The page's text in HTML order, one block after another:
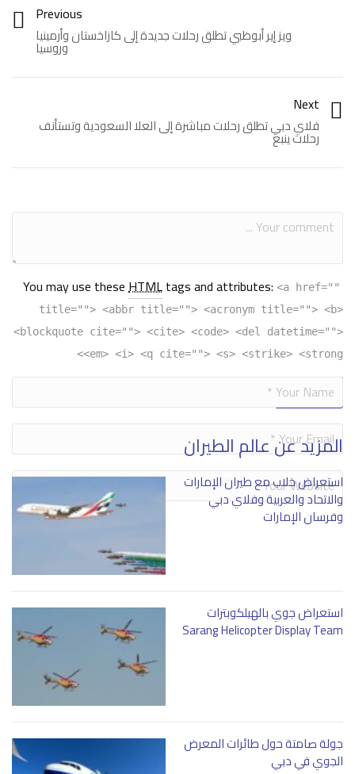
Previous
ويز إير أبوظبي تطلق رحلات جديدة إلى كازاخستان وأرمينيا
وروسيا
Next
فلاي دبي تطلق رحلات مباشرة إلى العلا السعودية وتستأنف
رحلات ينبع
You may use theseHTMLtags and attributes: <a href=""
title=""> <abbr title=""> <acronym title=""> <b>
<blockquote cite=""> <cite> <code> <del datetime="">
<em> <i> <q cite=""> <s> <strike> <strong>
Alternative:
المزيد عن عالم الطيران
استعراض خلاب مع طيران الإمارات
والاتحاد والعربية وفلاي دبي
وفرسان الإمارات
استعراض جوي بالهيلكوبترات
Sarang Helicopter Display Team
جولة صامتة حول طائرات المعرض
الجوي في دبي